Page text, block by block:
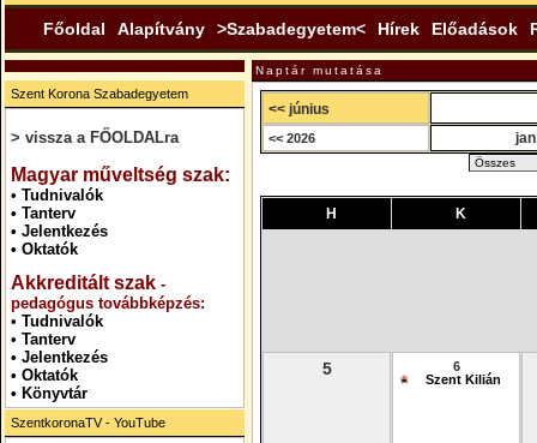
Főoldal Alapítvány >Szabadegyetem< Hírek Előadások
Szent Korona Szabadegyetem
> vissza a FŐOLDALra
Magyar műveltség szak:
• Tudnivalók
• Tanterv
• Jelentkezés
• Oktatók
Akkreditált szak -
pedagógus továbbképzés:
• Tudnivalók
• Tanterv
• Jelentkezés
• Oktatók
• Könyvtár
SzentkoronaTV - YouTube
Naptár mutatása
<< június
<< 2026
H K
5
6
Szent Kilián